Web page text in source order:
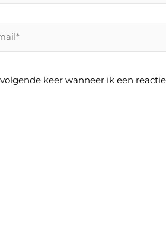
keer wanneer ik een